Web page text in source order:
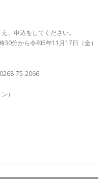
、申込をしてください。
分から令和5年11月17日（金）
75-2066
）